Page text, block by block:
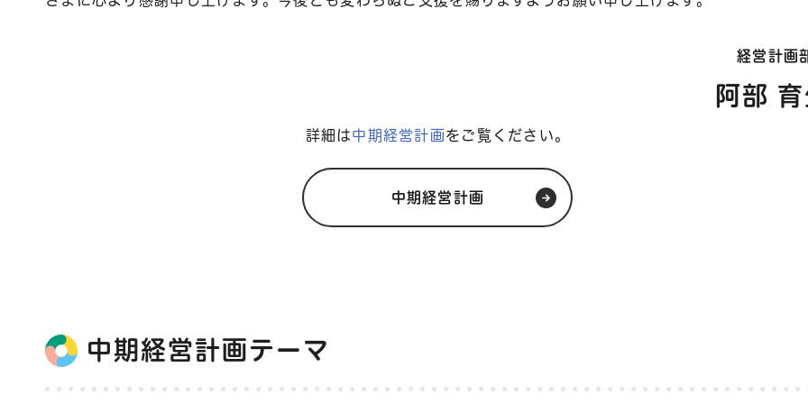
経営計画
阿部
詳細は中期経営計画をご覧ください。
中期経営計画
中期経営計画テーマ